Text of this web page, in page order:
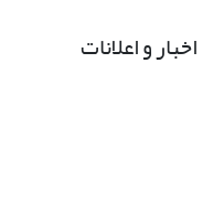
اخبار و اعلانات